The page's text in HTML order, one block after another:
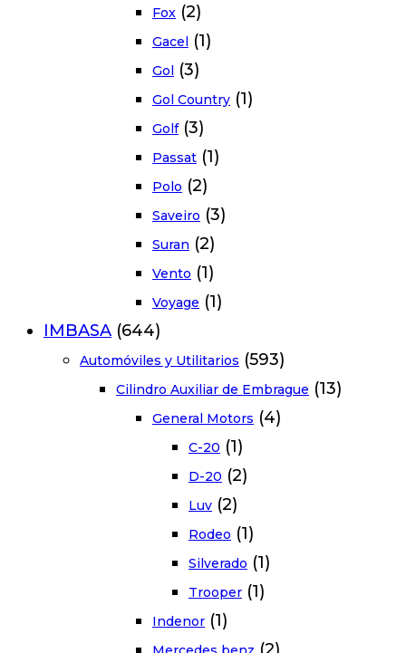
Fox (2)
Gacel (1)
Gol (3)
Gol Country (1)
Golf (3)
Passat (1)
Polo (2)
Saveiro (3)
Suran (2)
Vento (1)
Voyage (1)
IMBASA (644)
Automóviles y Utilitarios (593)
Cilindro Auxiliar de Embrague (13)
General Motors (4)
C-20 (1)
D-20 (2)
Luv (2)
Rodeo (1)
Silverado (1)
Trooper (1)
Indenor (1)
(2)